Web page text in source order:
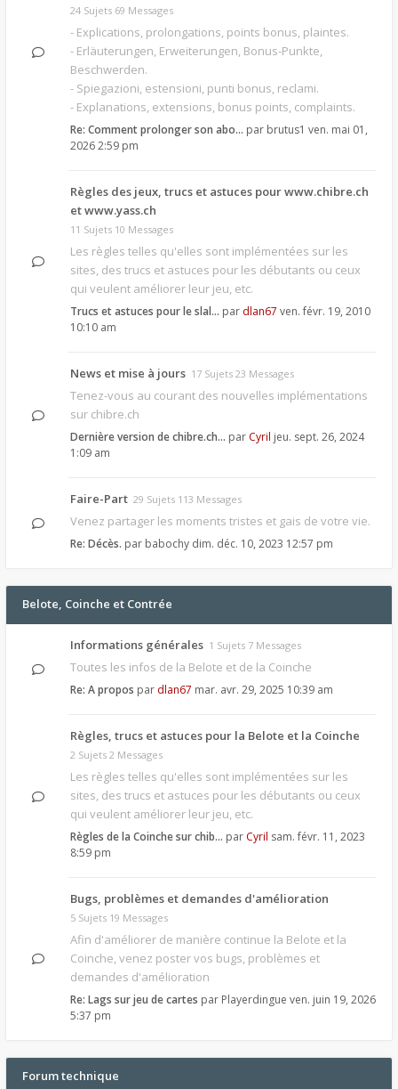
24 Sujets 69 Messages
- Explications, prolongations, points bonus, plaintes.
- Erläuterungen, Erweiterungen, Bonus-Punkte,
Beschwerden.
- Spiegazioni, estensioni, punti bonus, reclami.
- Explanations, extensions, bonus points, complaints.
Re: Comment prolonger son abo… par brutus1 ven. mai 01,
2026 2:59 pm
Règles des jeux, trucs et astuces pour www.chibre.ch
et www.yass.ch
11 Sujets 10 Messages
Les règles telles qu'elles sont implémentées sur les
sites, des trucs et astuces pour les débutants ou ceux
qui veulent améliorer leur jeu, etc.
Trucs et astuces pour le slal… par dlan67 ven. févr. 19, 2010
10:10 am
News et mise à jours 17 Sujets 23 Messages
Tenez-vous au courant des nouvelles implémentations
sur chibre.ch
Dernière version de chibre.ch… par Cyril jeu. sept. 26, 2024
1:09 am
Faire-Part 29 Sujets 113 Messages
Venez partager les moments tristes et gais de votre vie.
Re: Décès. par babochy dim. déc. 10, 2023 12:57 pm
Belote, Coinche et Contrée
Informations générales 1 Sujets 7 Messages
Toutes les infos de la Belote et de la Coinche
Re: A propos par dlan67 mar. avr. 29, 2025 10:39 am
Règles, trucs et astuces pour la Belote et la Coinche
2 Sujets 2 Messages
Les règles telles qu'elles sont implémentées sur les
sites, des trucs et astuces pour les débutants ou ceux
qui veulent améliorer leur jeu, etc.
Règles de la Coinche sur chib… par Cyril sam. févr. 11, 2023
8:59 pm
Bugs, problèmes et demandes d'amélioration
5 Sujets 19 Messages
Afin d'améliorer de manière continue la Belote et la
Coinche, venez poster vos bugs, problèmes et
demandes d'amélioration
Re: Lags sur jeu de cartes par Playerdingue ven. juin 19, 2026
5:37 pm
Forum technique